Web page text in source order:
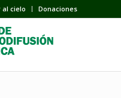
al cielo Donaciones